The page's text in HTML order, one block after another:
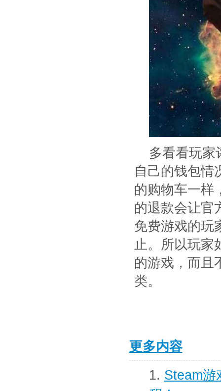
多看看玩家
自己的钱包情
的购物车一样
的退款会让官
免费游戏的玩
止。所以玩家
的游戏，而且
类。
更多内容
1. Steam游